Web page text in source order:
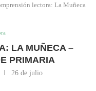
lectora: La Muñeca
LA MUÑECA –
PRIMARIA
26 de julio